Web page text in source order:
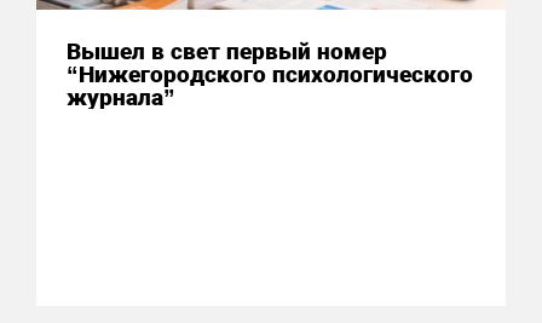
Вышел в свет первый номер
“Нижегородского психологического
журнала”